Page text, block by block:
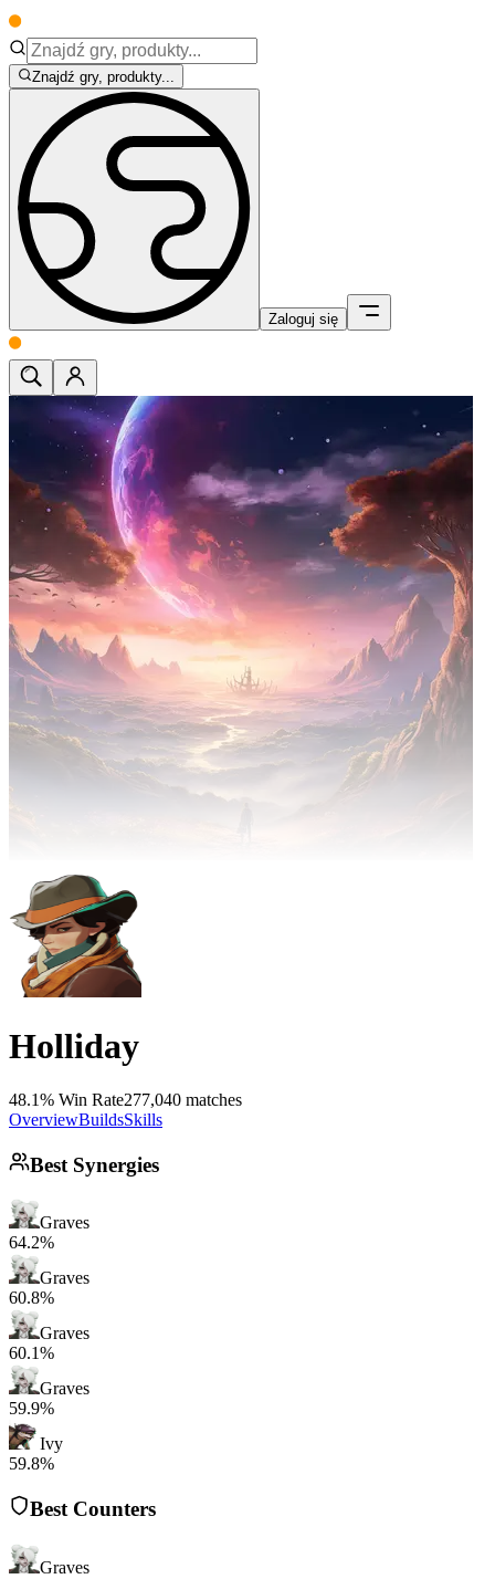
Znajdź gry, produkty...
Zaloguj się
Holliday
48.1% Win Rate277,040 matches
OverviewBuildsSkills
Best Synergies
Graves
64.2%
Graves
60.8%
Graves
60.1%
Graves
59.9%
Ivy
59.8%
Best Counters
Graves